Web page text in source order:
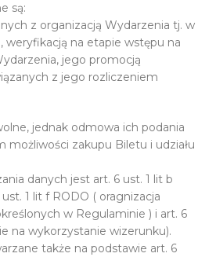
są:
z organizacją Wydarzenia tj. w
weryfikacją na etapie wstępu na
jego promocją
z jego rozliczeniem
jednak odmowa ich podania
możliwości zakupu Biletu i udziału
danych jest art. 6 ust. 1 lit b
1 lit f RODO ( oragnizacja
w Regulaminie ) i art. 6
na wykorzystanie wizerunku).
także na podstawie art. 6